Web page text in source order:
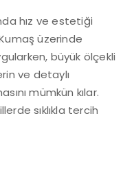
hız ve estetiği
üzerinde
büyük ölçekli
ve detaylı
mümkün kılar.
sıklıkla tercih